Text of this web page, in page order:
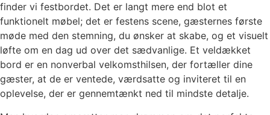
finder vi festbordet. Det er langt mere end blot et
funktionelt møbel; det er festens scene, gæsternes første
møde med den stemning, du ønsker at skabe, og et visuelt
løfte om en dag ud over det sædvanlige. Et veldækket
bord er en nonverbal velkomsthilsen, der fortæller dine
gæster, at de er ventede, værdsatte og inviteret til en
oplevelse, der er gennemtænkt ned til mindste detalje.